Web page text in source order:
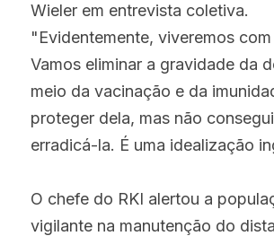
Wieler em entrevista coletiva.
"Evidentemente, viveremos
Vamos eliminar a gravidade da
meio da vacinação e da
proteger dela, mas não
erradicá-la. É uma idealização
O chefe do RKI alertou a
vigilante na manutenção do